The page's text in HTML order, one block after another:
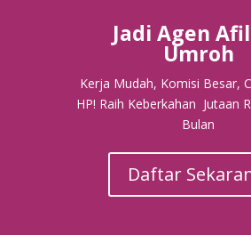
Jadi Agen
Umroh
Kerja Mudah, Komisi Besar,
HP! Raih Keberkahan Jutaan
Bulan
Daftar